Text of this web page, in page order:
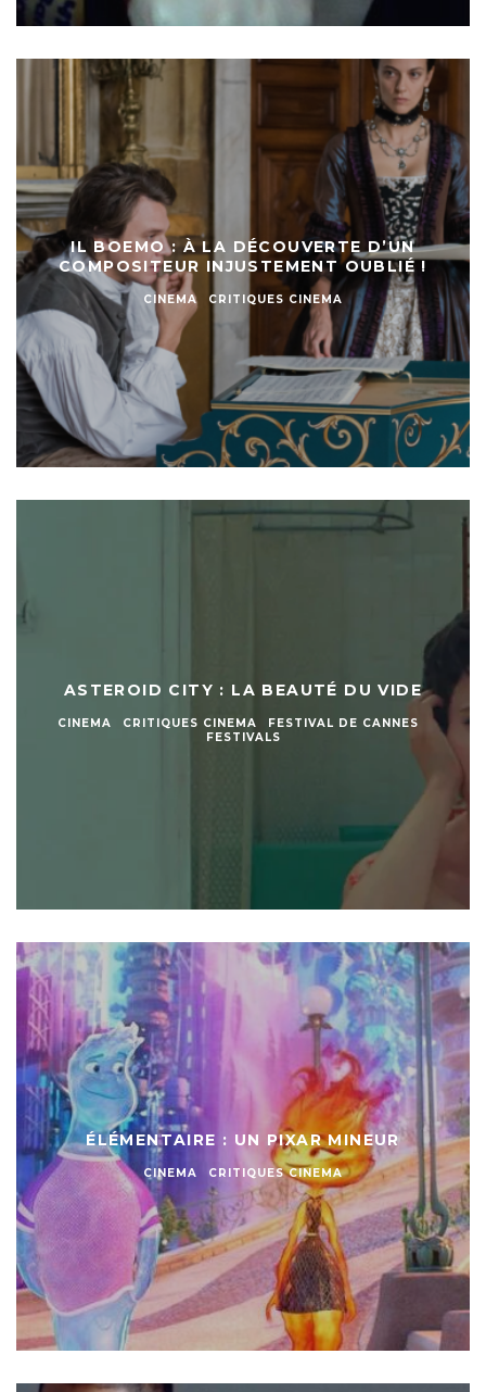
IL BOEMO : À LA DÉCOUVERTE D’UN
COMPOSITEUR INJUSTEMENT OUBLIÉ !
CINEMA CRITIQUES CINEMA
ASTEROID CITY : LA BEAUTÉ DU VIDE
CINEMA CRITIQUES CINEMA
FESTIVAL DE CANNES
FESTIVALS
ÉLÉMENTAIRE : UN PIXAR MINEUR
CINEMA CRITIQUES CINEMA